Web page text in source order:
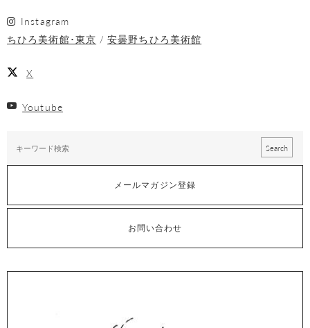
Instagram
ちひろ美術館･東京
安曇野ちひろ美術館
X
Youtube
メールマガジン登録
お問い合わせ